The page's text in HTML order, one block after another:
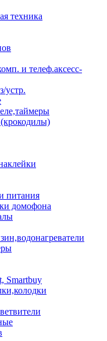
техника
и телеф.аксесс-
устр.
питания
домофона
Smartbuy